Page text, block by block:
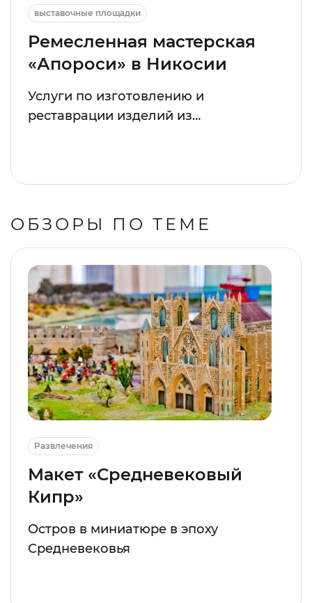
выставочные площадки
Ремесленная мастерская
«Апороси» в Никосии
Услуги по изготовлению и
реставрации изделий из…
ОБЗОРЫ ПО ТЕМЕ
Развлечения
Макет «Средневековый
Кипр»
Остров в миниатюре в эпоху
Средневековья